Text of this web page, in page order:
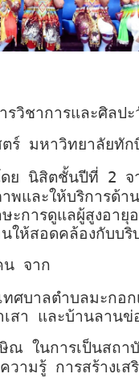
รวิชาการและศิลป
ร์ มหาวิทยาลัยทั
ดย นิสิตชั้นปีที่ 2 จ
พและให้บริการด้
การดูแลผู้สูงอายุ
ให้สอดคล้องกับบ
น จาก
ศบาลตำบลมะกอ
สา และบ้านลานข่
ในการเป็นสถา
ามรู้ การสร้างเ